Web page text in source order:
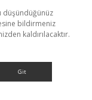
düşündüğünüz
bildirmeniz
kaldırılacaktır.